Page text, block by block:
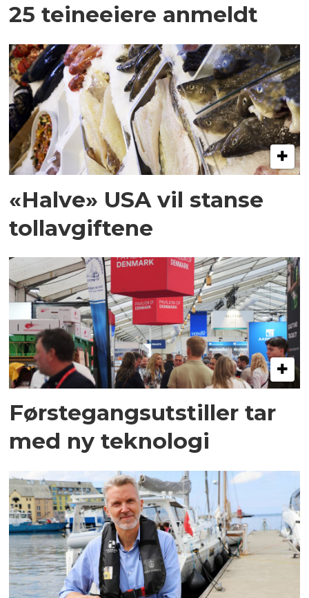
25 teineeiere anmeldt
«Halve» USA vil stanse
tollavgiftene
Førstegangsutstiller tar
med ny teknologi